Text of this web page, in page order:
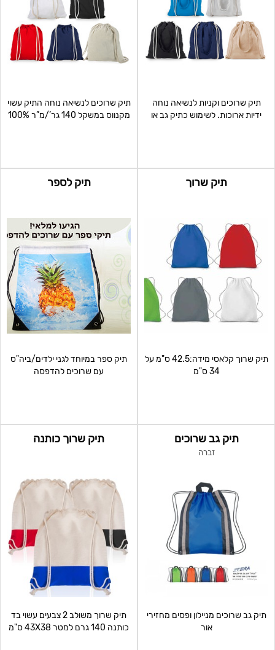
תיק שרוכים וקניות לנשיאה נוחה
ידיות ארוכות. לשימוש כתיק גב או
תיק שרוכים לנשיאה נוחה התיק עשוי
מקנווס במשקל 140 גר’/מ”ר 100%
תיק שרוך
תיק שרוך קלאסי מידה:42.5 ס"מ על
34 ס"מ
תיק לספר
תיק ספר במיוחד לגני ילדים/ביה"ס
עם שרוכים להדפסה
תיק גב שרוכים
זברה
תיק גב שרוכים מניילון ופסים מחזירי
אור
תיק שרוך כותנה
תיק שרוך משולב 2 צבעים עשוי בד
כותנה 140 גרם למטר 43X38 ס"מ